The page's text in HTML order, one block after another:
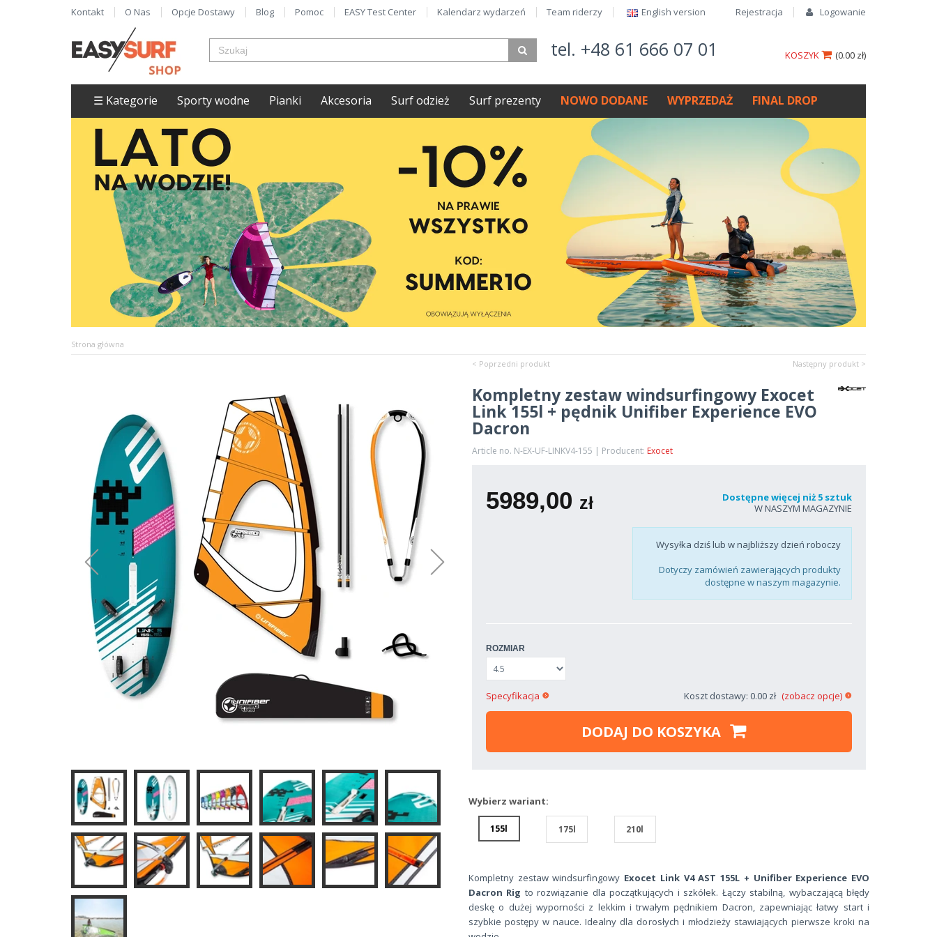
Rejestracja Logowanie
Kontakt O Nas Opcje Dostawy Blog Pomoc EASY Test Center Kalendarz wydarzeń Team riderzy English version​
tel. +48 61 666 07 01 (0.00 zł)
KOSZYK
☰ Kategorie Sporty wodne Pianki Akcesoria Surf odzież Surf prezenty NOWO DODANE WYPRZEDAŻ FINAL DROP
Strona główna
< Poprzedni produkt
Następny produkt >
Kompletny zestaw windsurfingowy Exocet
Link 155l + pędnik Unifiber Experience EVO
Dacron
Article no. N-EX-UF-LINKV4-155 | Producent: Exocet
5989,00 zł
Dostępne więcej niż 5 sztuk
W NASZYM MAGAZYNIE
Wysyłka dziś lub w najbliższy dzień roboczy
Dotyczy zamówień zawierających produkty
dostępne w naszym magazynie.
ROZMIAR
Koszt dostawy: 0.00 zł (zobacz opcje)
Specyfikacja
DODAJ DO KOSZYKA
Wybierz wariant:
155l 175l 210l
Kompletny zestaw windsurfingowy Exocet Link V4 AST 155L + Unifiber Experience EVO
Dacron Rig to rozwiązanie dla początkujących i szkółek. Łączy stabilną, wybaczającą błędy
deskę o dużej wyporności z lekkim i trwałym pędnikiem Dacron, zapewniając łatwy start i
szybkie postępy w nauce. Idealny dla dorosłych i młodzieży stawiających pierwsze kroki na